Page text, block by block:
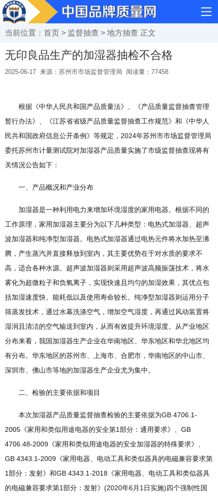
当前位置： 首页 > 监督抽查 > 地方抽查 正文
无印良品生产的加湿器抽检不合格
2025-06-17 来源：苏州市市场监督管理局 阅读量： 77458
根据《中华人民共和国产品质量法》、《产品质量监督抽查管理
暂行办法》、《江苏省省级产品质量监督抽查工作规范》和《中华人
民共和国政府信息公开条例》等规定，2024年苏州市市场监督管理局
委托苏州市计量测试院对加湿器产品质量实施了市级监督抽查现将有
关情况公告如下：
一、产品概况和产业分布
加湿器是一种利用电力来增加环境湿度的家用电器。根据不同的
工作原理，家用加湿器主要分为以下几种类型：电热式加湿器、超声
波加湿器和纯净型加湿器。电热式加湿器通过电热元件将水加热至沸
腾，产生蒸汽并直接释放到室内，其主要优势在于对水质的要求不
高，适合各种水源。超声波加湿器则采用超声波高频振荡技术，将水
雾化为超微粒子和负氧离子，实现快速且均匀的加湿效果，其优点包
括加湿速度快、能耗低以及使用寿命较长。纯净型加湿器则运用分子
筛蒸发技术，通过水幕洗涤空气，增加空气湿度，再通过风动装置将
湿润且清洁的空气输送到室内，从而有效提升环境湿度。从产业地区
分布来看，我国加湿器生产企业在华南地区、华东地区和华北地区均
有分布。华东地区的苏州市、上海市、合肥市，华南地区的中山市、
深圳市、佛山市等地的加湿器生产企业尤为集中。
二、检验的主要依据和项目
本次加湿器产品质量监督抽查检验的主要依据为GB 4706.1-
2005《家用和类似用途电器的安全第1部分：通用要求》、GB
4706.48-2009《家用和类似用途电器的安全加湿器的特殊要求》、
GB 4343.1-2009《家用电器、电动工具和类似器具的电磁兼容要求第
1部分：发射》和GB 4343.1-2018《家用电器、电动工具和类似器具
的电磁兼容要求第1部分：发射》(2020年6月1日实施)四个强制性国